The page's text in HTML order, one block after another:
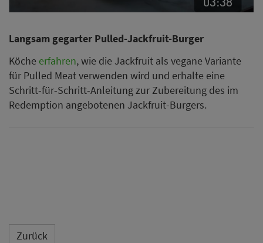
Langsam gegarter Pulled-Jackfruit-Burger
Köche erfahren, wie die Jackfruit als vegane Variante
für Pulled Meat verwenden wird und erhalte eine
Schritt-für-Schritt-Anleitung zur Zubereitung des im
Redemption angebotenen Jackfruit-Burgers.
Zurück